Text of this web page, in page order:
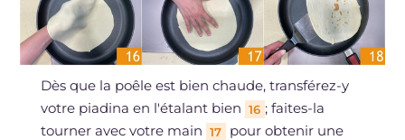
Dès que la poêle est bien chaude, transférez-y
votre piadina en l'étalant bien 16 ; faites-la
tourner avec votre main 17
pour obtenir une